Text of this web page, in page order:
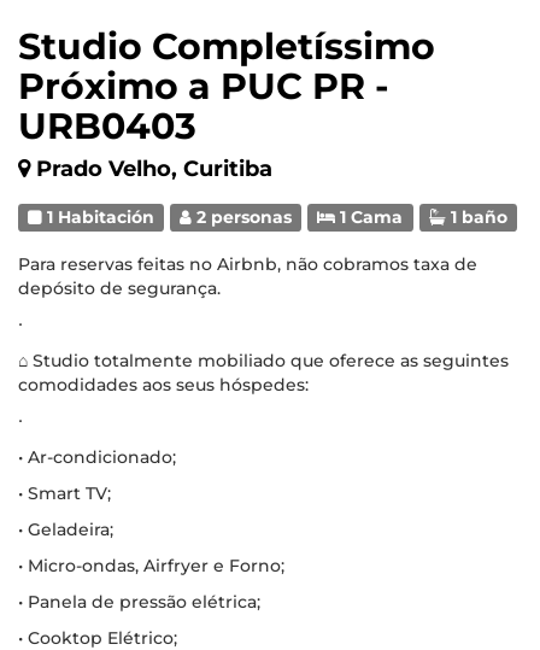
Studio Completíssimo
Próximo a PUC PR -
URB0403
Prado Velho, Curitiba
1 Habitación 2 personas 1 Cama 1 baño
Para reservas feitas no Airbnb, não cobramos taxa de
depósito de segurança.
∙
⌂ Studio totalmente mobiliado que oferece as seguintes
comodidades aos seus hóspedes:
∙
• Ar-condicionado;
• Smart TV;
• Geladeira;
• Micro-ondas, Airfryer e Forno;
• Panela de pressão elétrica;
• Cooktop Elétrico;